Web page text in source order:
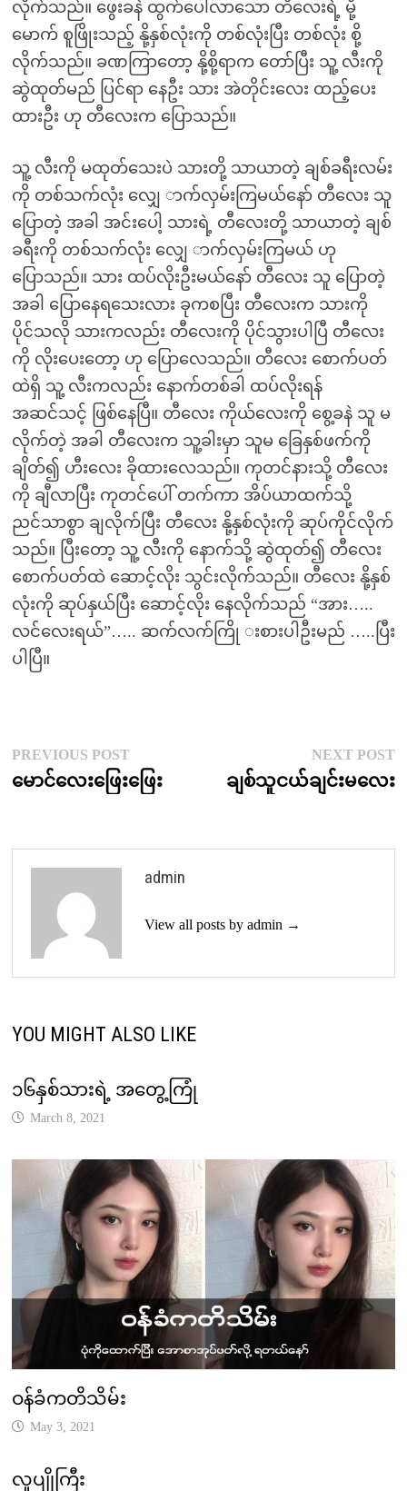
လိုက်သည်။ ဖွေးခနဲ ထွက်ပေါ်လာသော တီလေးရဲ့ မို့
မောက် စူဖြိုးသည့် နို့နှစ်လုံးကို တစ်လုံးပြီး တစ်လုံး စို့
လိုက်သည်။ ခဏကြာတော့ နို့စို့ရာက တော်ပြီး သူ့ လီးကို
ဆွဲထုတ်မည် ပြင်ရာ နေဦး သား အဲတိုင်းလေး ထည့်ပေး
ထားဦး ဟု တီလေးက ပြောသည်။
သူ့ လီးကို မထုတ်သေးပဲ သားတို့ သာယာတဲ့ ချစ်ခရီးလမ်း
ကို တစ်သက်လုံး လျှေ ာက်လှမ်းကြမယ်နော် တီလေး သူ
ပြောတဲ့ အခါ အင်းပေါ့ သားရဲ့ တီလေးတို့ သာယာတဲ့ ချစ်
ခရီးကို တစ်သက်လုံး လျှေ ာက်လှမ်းကြမယ် ဟု
ပြောသည်။ သား ထပ်လိုးဦးမယ်နော် တီလေး သူ ပြောတဲ့
အခါ ပြောနေရသေးလား ခုကစပြီး တီလေးက သားကို
ပိုင်သလို သားကလည်း တီလေးကို ပိုင်သွားပါပြီ တီလေး
ကို လိုးပေးတော့ ဟု ပြောလေသည်။ တီလေး စောက်ပတ်
ထဲရှိ သူ့ လီးကလည်း နောက်တစ်ခါ ထပ်လိုးရန်
အဆင်သင့် ဖြစ်နေပြီ။ တီလေး ကိုယ်လေးကို စွေ့ခနဲ သူ မ
လိုက်တဲ့ အခါ တီလေးက သူ့ခါးမှာ သူမ ခြေနှစ်ဖက်ကို
ချိတ်၍ ဟီးလေး ခိုထားလေသည်။ ကုတင်နားသို့ တီလေး
ကို ချီလာပြီး ကုတင်ပေါ် တက်ကာ အိပ်ယာထက်သို့
ညင်သာစွာ ချလိုက်ပြီး တီလေး နို့နှစ်လုံးကို ဆုပ်ကိုင်လိုက်
သည်။ ပြီးတော့ သူ့ လီးကို နောက်သို့ ဆွဲထုတ်၍ တီလေး
စောက်ပတ်ထဲ ဆောင့်လိုး သွင်းလိုက်သည်။ တီလေး နို့နှစ်
လုံးကို ဆုပ်နှယ်ပြီး ဆောင့်လိုး နေလိုက်သည် “အား…..
လင်လေးရယ်”….. ဆက်လက်ကြို းစားပါဦးမည် …..ပြီး
ပါပြီ။
Post
navigation
PREVIOUS POSTPrevious
post:
မောင်လေးဖြေးဖြေး
NEXT POST
ချစ်သူငယ်ချင်းမလေး
admin
View all posts by admin →
YOU MIGHT ALSO LIKE
၁၆နှစ်သားရဲ့ အတွေ့ကြုံ
March 8, 2021
ဝန်ခံကတိသိမ်း
May 3, 2021
လူပျိုကြီး